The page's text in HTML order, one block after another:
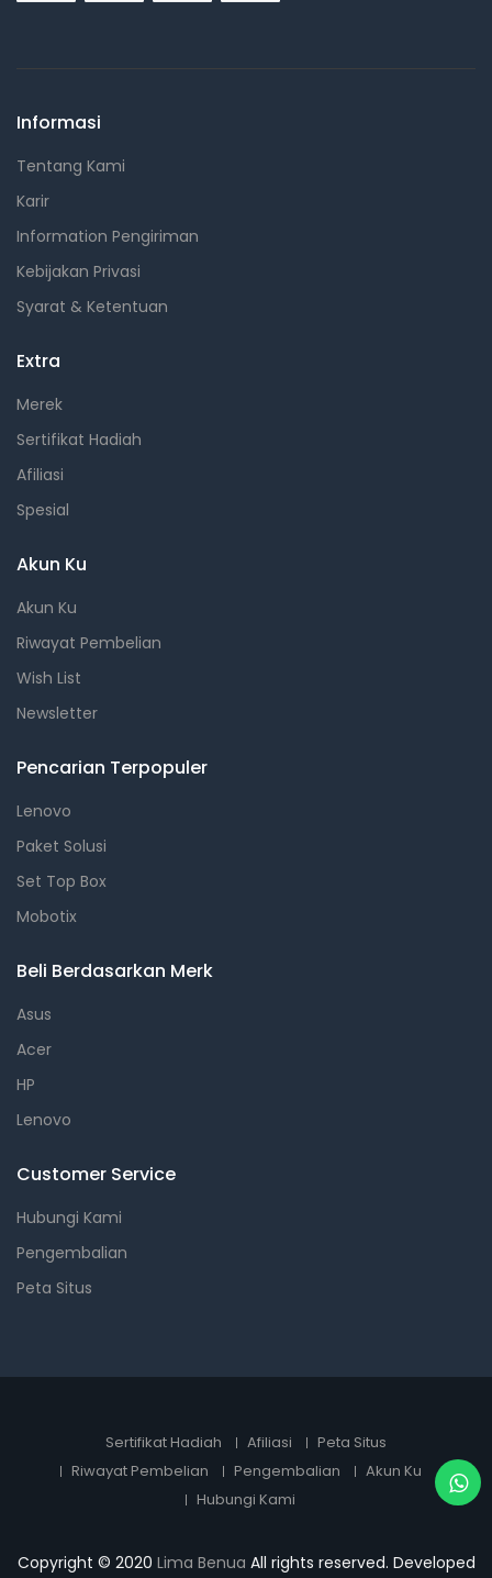
Informasi
Tentang Kami
Karir
Information Pengiriman
Kebijakan Privasi
Syarat & Ketentuan
Extra
Merek
Sertifikat Hadiah
Afiliasi
Spesial
Akun Ku
Akun Ku
Riwayat Pembelian
Wish List
Newsletter
Pencarian Terpopuler
Lenovo
Paket Solusi
Set Top Box
Mobotix
Beli Berdasarkan Merk
Asus
Acer
HP
Lenovo
Customer Service
Hubungi Kami
Pengembalian
Peta Situs
Sertifikat Hadiah Afiliasi
Peta Situs
Riwayat Pembelian
Pengembalian
Akun Ku
Hubungi Kami
Copyright © 2020 Lima Benua All rights reserved. Developed